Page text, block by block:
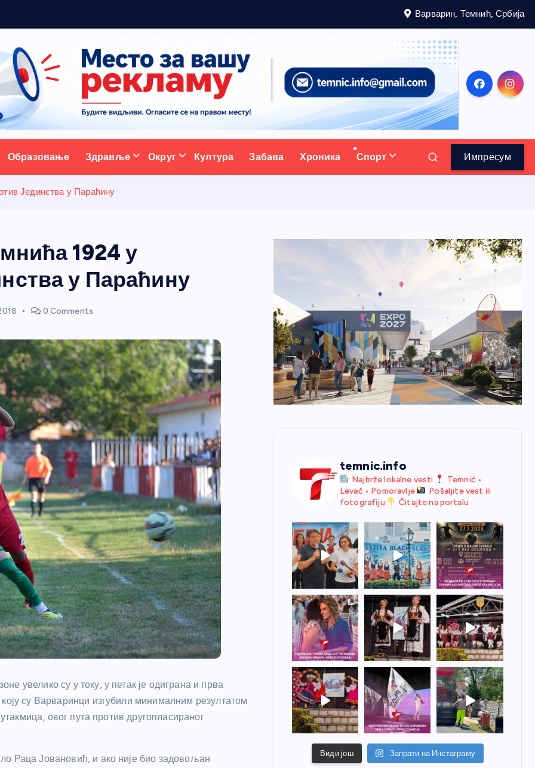
Варварин, Темнић, Србија
портал
Образовање Здравље Округ Култура Забава Хроника Спорт Импресум
Јединства у Параћину
1924 у
у Параћину
0 Comments
увелико су у току, у петак је одиграна и прва
су Варваринци изгубили минималним резултатом
овог пута против другопласираног
Раца Јовановић, и ако није био задовољан
temnic.info
Najbrže lokalne vesti
Temnić •
Levač • Pomoravlje
Pošaljite vest ili
fotografiju
Čitajte na portalu
Види још Запрати на Инстаграму